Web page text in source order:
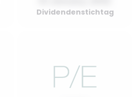
Dividendenstichtag